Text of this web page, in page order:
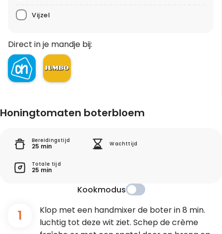
Vijzel
Direct in je mandje bij:
Honingtomaten boterbloem
Bereidingstijd
25 min Wachttijd
Totale tijd
25 min
Kookmodus
1
Klop met een handmixer de boter in 8 min.
luchtig tot deze wit ziet. Schep de crème